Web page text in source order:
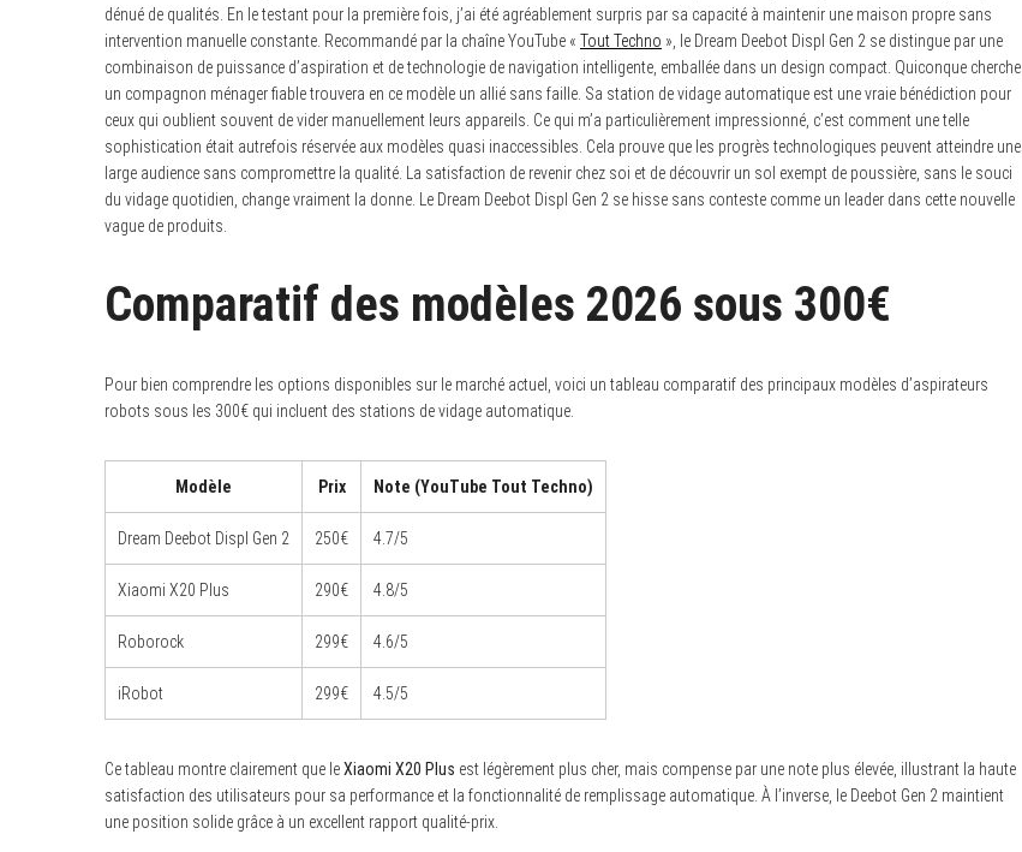
dénué de qualités. En le testant pour la première fois, j’ai été agréablement surpris par sa capacité à maintenir une maison propre sans
intervention manuelle constante. Recommandé par la chaîne YouTube « Tout Techno », le Dream Deebot Displ Gen 2 se distingue par une
combinaison de puissance d’aspiration et de technologie de navigation intelligente, emballée dans un design compact. Quiconque cherche
un compagnon ménager fiable trouvera en ce modèle un allié sans faille. Sa station de vidage automatique est une vraie bénédiction pour
ceux qui oublient souvent de vider manuellement leurs appareils. Ce qui m’a particulièrement impressionné, c’est comment une telle
sophistication était autrefois réservée aux modèles quasi inaccessibles. Cela prouve que les progrès technologiques peuvent atteindre une
large audience sans compromettre la qualité. La satisfaction de revenir chez soi et de découvrir un sol exempt de poussière, sans le souci
du vidage quotidien, change vraiment la donne. Le Dream Deebot Displ Gen 2 se hisse sans conteste comme un leader dans cette nouvelle
vague de produits.
Comparatif des modèles 2026 sous 300€
Pour bien comprendre les options disponibles sur le marché actuel, voici un tableau comparatif des principaux modèles d’aspirateurs
robots sous les 300€ qui incluent des stations de vidage automatique.
Modèle Prix Note (YouTube Tout Techno)
Dream Deebot Displ Gen 2 250€ 4.7/5
Xiaomi X20 Plus 290€ 4.8/5
Roborock 299€ 4.6/5
iRobot 299€ 4.5/5
Ce tableau montre clairement que leXiaomi X20 Plus est légèrement plus cher, mais compense par une note plus élevée, illustrant la haute
satisfaction des utilisateurs pour sa performance et la fonctionnalité de remplissage automatique. À l’inverse, le Deebot Gen 2 maintient
une position solide grâce à un excellent rapport qualité-prix.
e
a
c